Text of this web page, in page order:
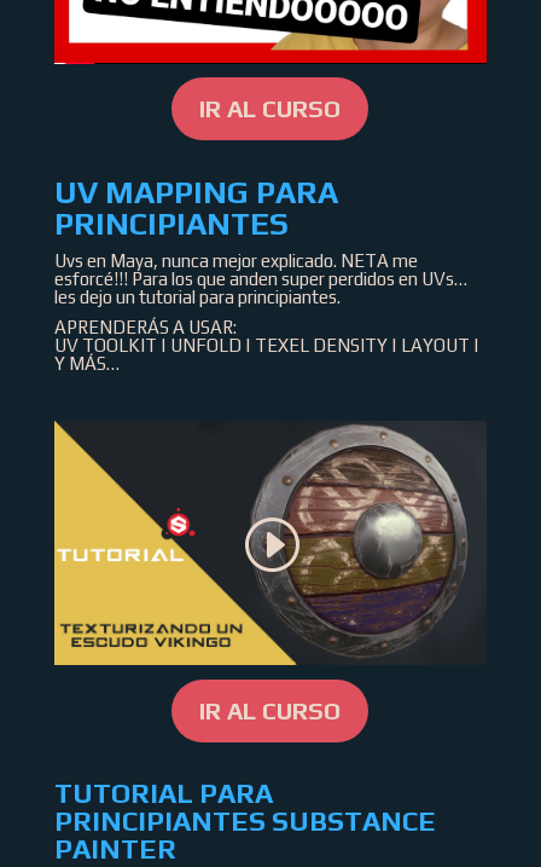
IR AL CURSO
UV MAPPING PARA
PRINCIPIANTES
Uvs en Maya, nunca mejor explicado. NETA me
esforcé!!! Para los que anden super perdidos en UVs…
les dejo un tutorial para principiantes.
APRENDERÁS A USAR:
UV TOOLKIT | UNFOLD | TEXEL DENSITY | LAYOUT |
Y MÁS…
IR AL CURSO
TUTORIAL PARA
PRINCIPIANTES SUBSTANCE
PAINTER